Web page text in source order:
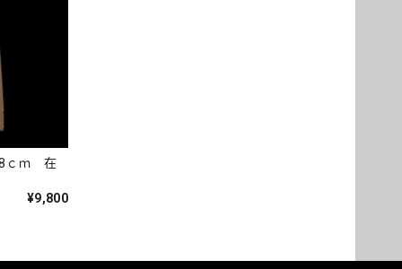
ｃｍ 在
¥9,800